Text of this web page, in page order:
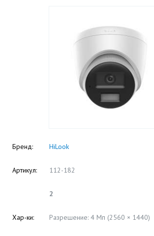
Бренд: HiLook
Артикул: 112-182
2
Хар-ки: Разрешение: 4 Мп (2560 × 1440)